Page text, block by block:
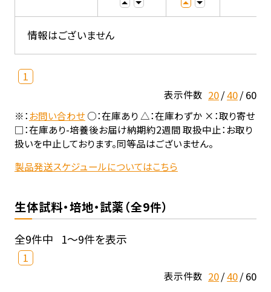
情報はございません
1
表示件数 20 40 60
※：お問い合わせ○：在庫あり △：在庫わずか ×：取り寄せ
□：在庫あり-培養後お届け納期約2週間 取扱中止：お取り
扱いを中止しております。同等品はございません。
製品発送スケジュールについてはこちら
生体試料・培地・試薬（全9件）
全9件中 1～9件を表示
1
表示件数 20 40 60